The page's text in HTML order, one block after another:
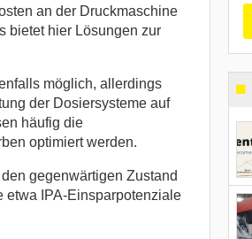
an der Druckmaschine
bietet hier Lösungen zur
möglich, allerdings
der Dosiersysteme auf
häufig die
optimiert werden.
gegenwärtigen Zustand
etwa IPA-Einsparpotenziale